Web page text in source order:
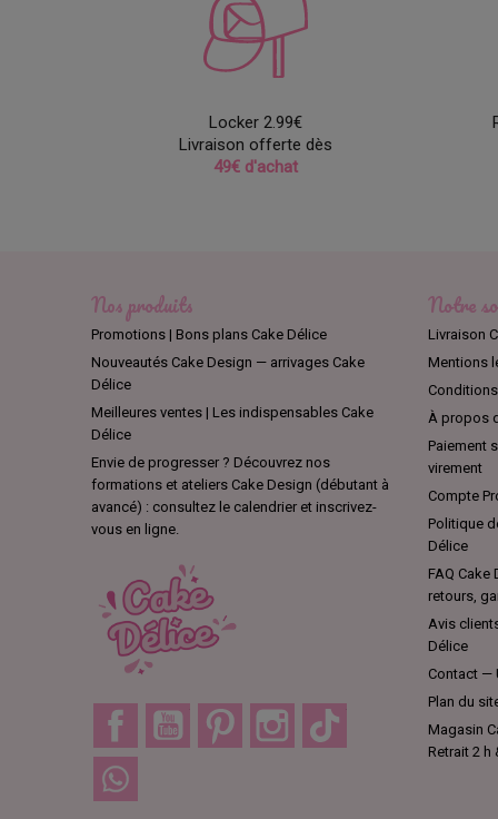
Nos
êtes
terme
répétée.
Optez
Locker 2.99€
Livraison offerte dès
49€ d'achat
Nos produits
Promotions | Bons plans Cake Délice
Nouveautés Cake Design — arrivages Cake
Délice
Meilleures ventes | Les indispensables Cake
Délice
Envie de progresser ? Découvrez nos
formations et ateliers Cake Design (débutant à
avancé) : consultez le calendrier et inscrivez-
vous en ligne.
Facebook YouTube Pinterest Instagram
Notre
Livraison
Mentions
À propos
Paiement
virement
Compte
Politique
Délice
FAQ
retours,
Avis
Délice
Contact —
Plan du
Magasin
Retrait 2 h